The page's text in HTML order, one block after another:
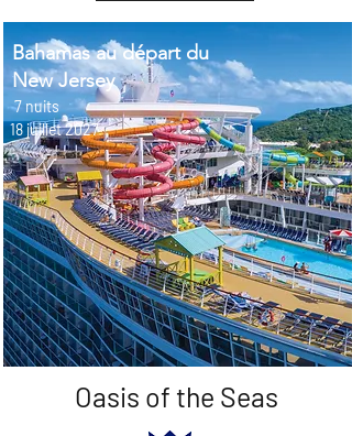
Bahamas au départ du
New Jersey
7 nuits
18 juillet 2027
Oasis of the Seas